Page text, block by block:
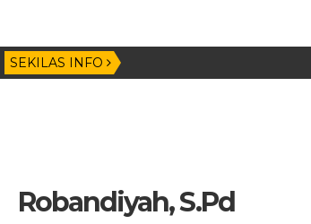
SEKILAS INFO
Robandiyah, S.Pd